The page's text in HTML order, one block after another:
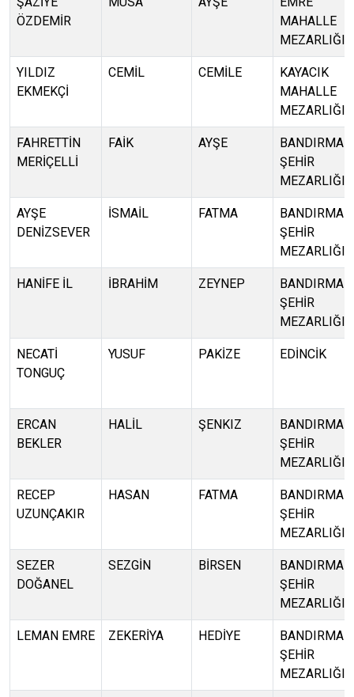
ÖZDEMİR
MAHALLE
MEZARLIĞI
YILDIZ
EKMEKÇİ
CEMİL CEMİLE
KAYACIK
MAHALLE
MEZARLIĞI
FAHRETTİN
MERİÇELLİ
FAİK AYŞE
BANDIRMA
ŞEHİR
MEZARLIĞI
AYŞE
DENİZSEVER
İSMAİL FATMA
BANDIRMA
ŞEHİR
MEZARLIĞI
HANİFE İL İBRAHİM ZEYNEP
BANDIRMA
ŞEHİR
MEZARLIĞI
NECATİ
TONGUÇ
YUSUF PAKİZE EDİNCİK
ERCAN
BEKLER
HALİL ŞENKIZ
BANDIRMA
ŞEHİR
MEZARLIĞI
RECEP
UZUNÇAKIR
HASAN FATMA
BANDIRMA
ŞEHİR
MEZARLIĞI
SEZER
DOĞANEL
SEZGİN BİRSEN
BANDIRMA
ŞEHİR
MEZARLIĞI
LEMAN EMRE ZEKERİYA HEDİYE
BANDIRMA
ŞEHİR
MEZARLIĞI